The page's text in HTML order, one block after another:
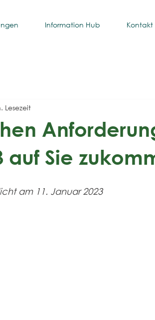
Information Hub Kontakt
auf Sie
Lesezeit
am 11. Januar 2023